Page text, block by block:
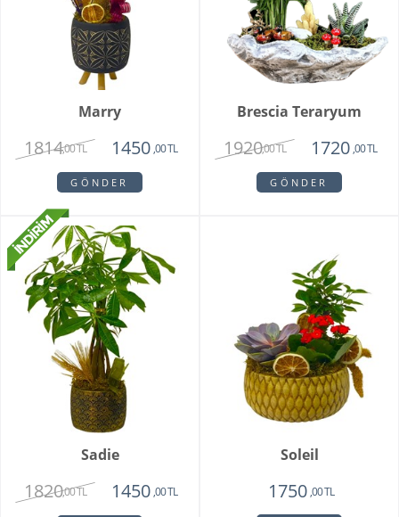
Marry
1814,00 TL 1450 ,00 TL
GÖNDER
Brescia Teraryum
1920,00 TL 1720 ,00 TL
GÖNDER
Sadie
1820,00 TL 1450 ,00 TL
Soleil
1750 ,00 TL